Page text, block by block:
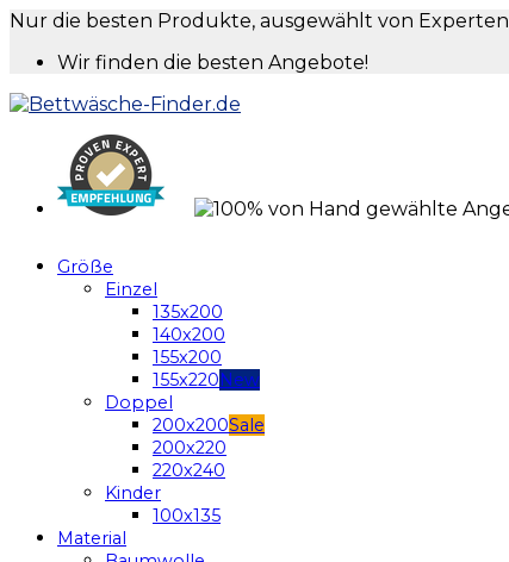
Nur die besten Produkte, ausgewählt von Experten
Wir finden die besten Angebote!
Größe
Einzel
135x200
140x200
155x200
155x220
Doppel
200x200
200x220
220x240
Kinder
100x135
Material